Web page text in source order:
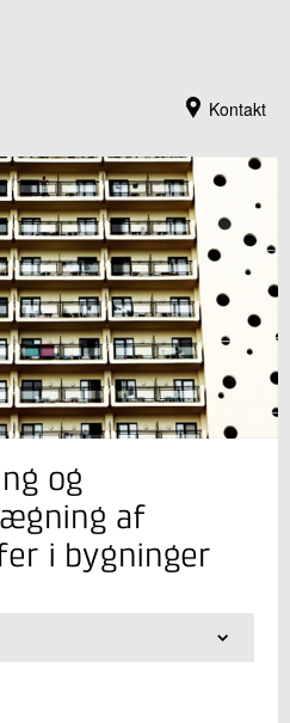
Kontakt
og
af
i bygninger